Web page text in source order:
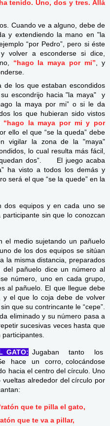
tenido. Uno, dos y tres. Allá
Cuando ve a alguno, debe de
y extendiendo la mano en "la
“por Pedro”, pero si éste
volver a esconderse si dice,
“hago la maya por mi”, y
de los que estaban escondidos
escondrijo hacia "la maya" y
la maya por mi” o si le da
los que hubieran sido vistos
“hago la maya por mi y por
ello el que “se la queda” debe
vigilar la zona de la "maya"
lo cual resulta más fácil,
quedan dos”. El juego acaba
ha visto a todos los demás y
será el que “se la quede” en la
dos equipos y en cada uno se
sin que lo conozcan
el medio sujetando un pañuelo
de los dos equipos se sitúan
la misma distancia, preparados
del pañuelo dice un número al
número, uno en cada grupo,
al pañuelo. El que llegue debe
y el que lo coja debe de volver
que su contrincante le “cepe”.
eliminado y su número pasa a
sucesivas veces hasta que
GATO: Jugaban tanto los
hace un corro, colocándose
hacia el centro del círculo. Uno
alrededor del círculo por
que te pilla el gato,
que te va a pillar,